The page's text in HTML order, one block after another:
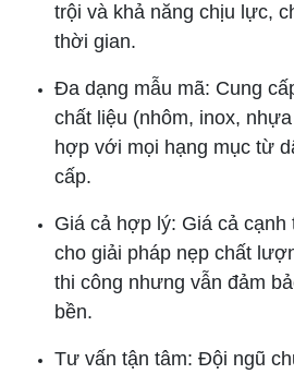
trội và khả năng chịu lực,
thời gian.
Đa dạng mẫu mã: Cung
chất liệu (nhôm, inox,
hợp với mọi hạng mục từ
cấp.
Giá cả hợp lý: Giá cả
cho giải pháp nẹp chất
thi công nhưng vẫn đảm
bền.
Tư vấn tận tâm: Đội ngũ